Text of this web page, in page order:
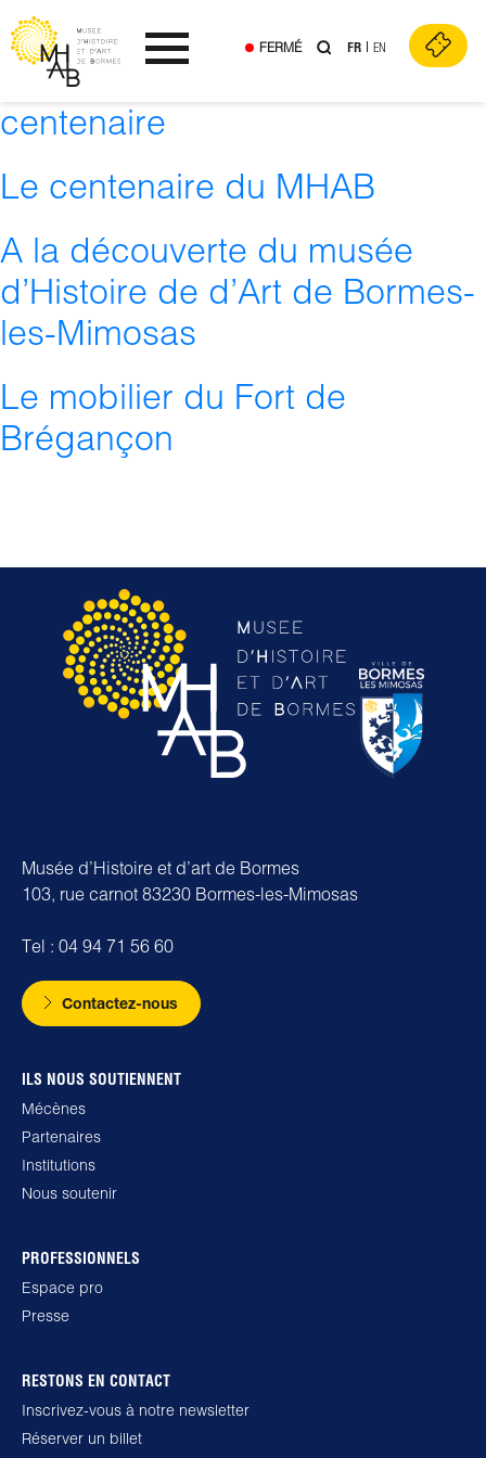
to
content
Ouvrir le menu
FERMÉ FR EN
Presse :Radio
L’exposition temporaire du
centenaire
Le centenaire du MHAB
A la découverte du musée
d’Histoire de d’Art de Bormes-
les-Mimosas
Le mobilier du Fort de
Brégançon
Musée d’Histoire et d’art de Bormes
103, rue carnot 83230 Bormes-les-Mimosas
Tel : 04 94 71 56 60
Contactez-nous
ILS NOUS SOUTIENNENT
Mécènes
Partenaires
Institutions
Nous soutenir
PROFESSIONNELS
Espace pro
Presse
RESTONS EN CONTACT
Inscrivez-vous à notre newsletter
Réserver un billet